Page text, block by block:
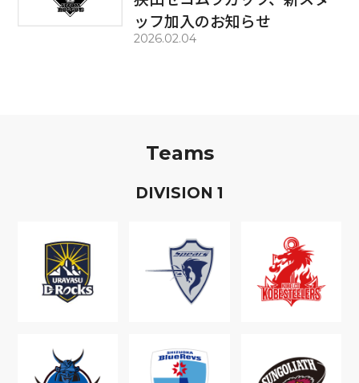
ッフ加入のお知らせ
2026.02.04
Teams
DIVISION 1